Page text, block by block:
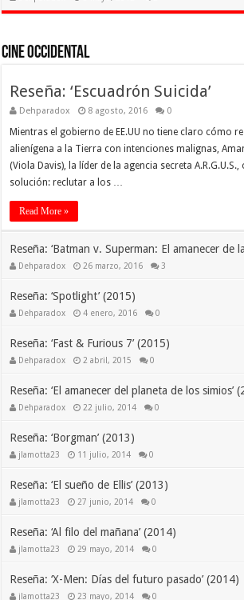
Cine Occidental
Reseña: ‘Escuadrón Suicida’
Dehparadox 8 agosto, 2016 0
Mientras el gobierno de EE.UU no tiene claro cómo
alienígena a la Tierra con intenciones malignas,
(Viola Davis), la líder de la agencia secreta
solución: reclutar a los …
Read More »
Reseña: ‘Batman v. Superman: El amanecer de
Dehparadox 26 marzo, 2016 3
Reseña: ‘Spotlight’ (2015)
Dehparadox 4 enero, 2016 0
Reseña: ‘Fast & Furious 7’ (2015)
Dehparadox 2 abril, 2015 0
Reseña: ‘El amanecer del planeta de los simios’
Dehparadox 22 julio, 2014 0
Reseña: ‘Borgman’ (2013)
jlamotta23 11 julio, 2014 0
Reseña: ‘El sueño de Ellis’ (2013)
jlamotta23 27 junio, 2014 0
Reseña: ‘Al filo del mañana’ (2014)
jlamotta23 29 mayo, 2014 0
Reseña: ‘X-Men: Días del futuro pasado’ (2014)
jlamotta23 23 mayo, 2014 0